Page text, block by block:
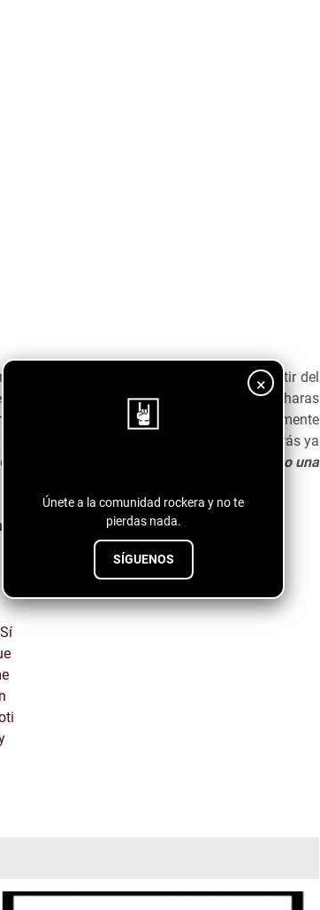
×
Únete a la comunidad rockera y no te
pierdas nada.
SÍGUENOS
un gran solo de guitarra que suena a partir del
instrumentalmente y sentirás y escucharas
un sintetizador que acompaña melódicamente
distorsionadas con riffs que no olvidarás ya
sentir con mucha fuerza la canción
Apago una
una luz y te encantará.